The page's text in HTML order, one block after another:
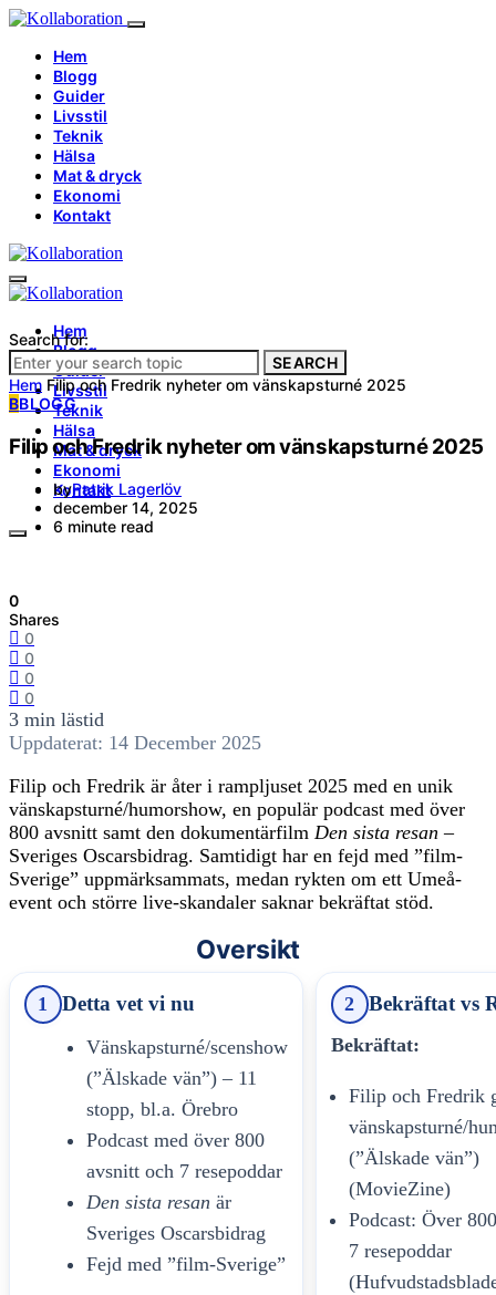
Hem
Blogg
Guider
Livsstil
Teknik
Hälsa
Mat & dryck
Ekonomi
Kontakt
Hem
Blogg
Guider
Livsstil
Teknik
Hälsa
Mat & dryck
Ekonomi
Kontakt
Search for:
SEARCH
Hem Filip och Fredrik nyheter om vänskapsturné 2025
BBLOGG
Filip och Fredrik nyheter om vänskapsturné 2025
byPatrik Lagerlöv
december 14, 2025
6 minute read
0
Shares
0
0
0
0
3 min lästid
Uppdaterat: 14 December 2025
Filip och Fredrik är åter i rampljuset 2025 med en unik
vänskapsturné/humorshow, en populär podcast med över
800 avsnitt samt den dokumentärfilm Den sista resan –
Sveriges Oscarsbidrag. Samtidigt har en fejd med ”film-
Sverige” uppmärksammats, medan rykten om ett Umeå-
event och större live-skandaler saknar bekräftat stöd.
Oversikt
1 Detta vet vi nu
Vänskapsturné/scenshow
(”Älskade vän”) – 11
stopp, bl.a. Örebro
Podcast med över 800
avsnitt och 7 resepoddar
Den sista resan är
Sveriges Oscarsbidrag
Fejd med ”film-Sverige”
2 Bekräftat vs
Bekräftat:
Filip och Fredrik
vänskapsturné/
(”Älskade vän”)
(MovieZine)
Podcast: Över
7 resepoddar